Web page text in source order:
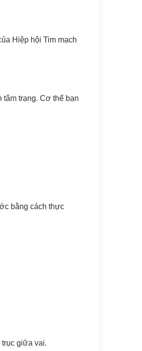
Hiệp hội Tim mạch
trạng. Cơ thể bạn
bằng cách thực
giữa vai.